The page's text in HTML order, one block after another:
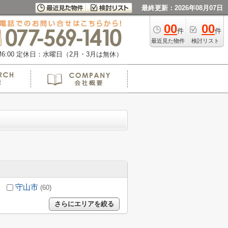
最終更新：2026年08月07日
00件
最近見た物件
00件
検討リスト
定休日：水曜日（2月・3月は無休）
守山市 (60)
さらにエリアを絞る